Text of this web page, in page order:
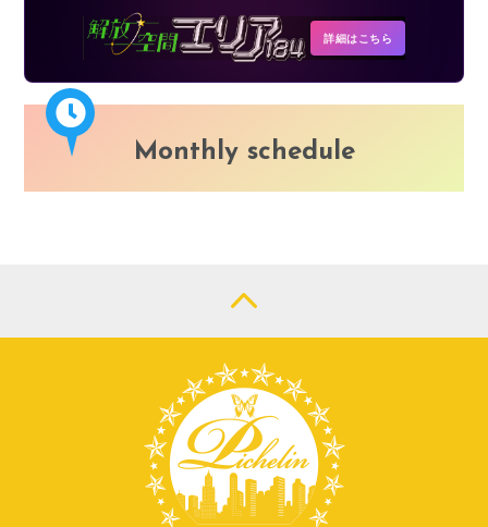
LOGIN
詳細はこちら
Monthly schedule